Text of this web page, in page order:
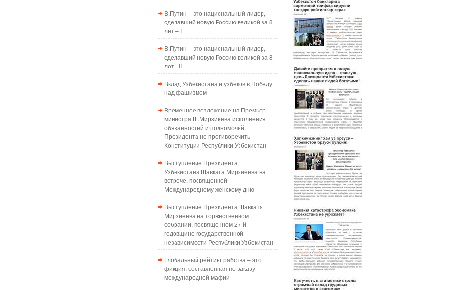
В.Путин – это национальный лидер,
сделавший новую Россию великой за 8
лет – I
В.Путин – это национальный лидер,
сделавший новую Россию великой за 8
лет– II
Вклад Узбекистана и узбеков в Победу
над фашизмом
Временное возложение на Премьер-
министра Ш.Мирзиёева исполнения
обязанностей и полномочий
Президента не противоречить
Конституции Республики Узбекистан
Выступление Президента
Узбекистана Шавката Мирзиёева на
встрече, посвященной
Международному женскому дню
Выступление Президента Шавката
Мирзиёева на торжественном
собрании, посвященном 27-й
годовщине государственной
независимости Республики Узбекистан
Глобальный рейтинг рабства – это
фикция, составленная по заказу
международной мафии